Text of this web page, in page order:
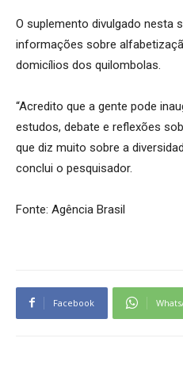
O suplemento divulgado nesta
informações sobre
domicílios dos quilombolas.
“Acredito que a gente pode
estudos, debate e reflexões
que diz muito sobre a
conclui o pesquisador.
Fonte: Agência Brasil
Facebook